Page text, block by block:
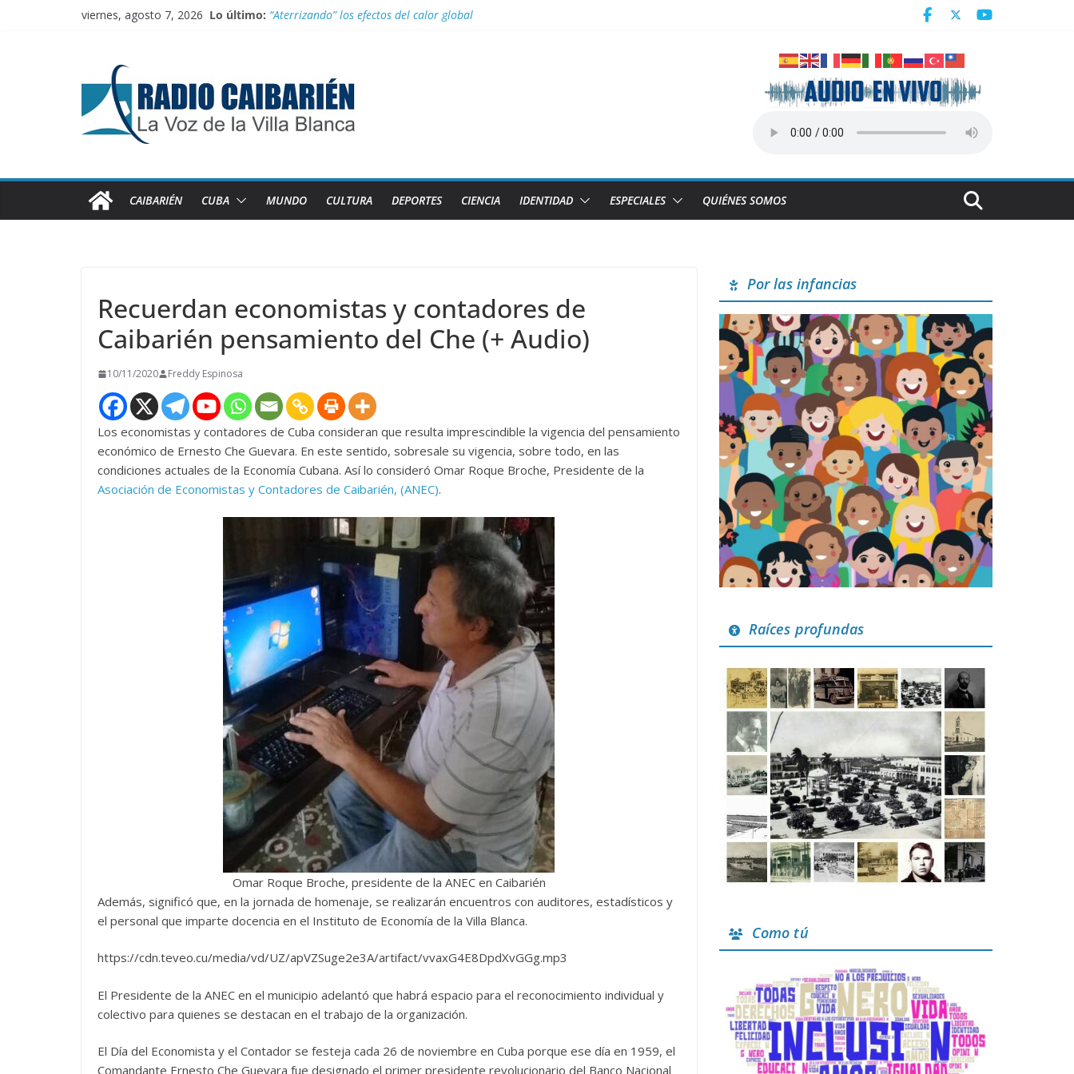
viernes, agosto 7, 2026 Lo último: “Aterrizando” los efectos del calor global
Información oficial con nombres de los 2 caibarienenses fallecidos y el lesionado en el derrumbe de la ESBEC 1, en Remedios
Irán entra entre los diez países con más sitios declarados Patrimonio Mundial por la UNESCO
CAIBARIÉN CUBA MUNDO CULTURA DEPORTES CIENCIA IDENTIDAD ESPECIALES QUIÉNES SOMOS
Recuerdan economistas y contadores de
Caibarién pensamiento del Che (+ Audio)
10/11/2020 Freddy Espinosa
Los economistas y contadores de Cuba consideran que resulta imprescindible la vigencia del pensamiento
económico de Ernesto Che Guevara. En este sentido, sobresale su vigencia, sobre todo, en las
condiciones actuales de la Economía Cubana. Así lo consideró Omar Roque Broche, Presidente de la
Asociación de Economistas y Contadores de Caibarién, (ANEC).
Omar Roque Broche, presidente de la ANEC en Caibarién
Además, significó que, en la jornada de homenaje, se realizarán encuentros con auditores, estadísticos y
el personal que imparte docencia en el Instituto de Economía de la Villa Blanca.
https://cdn.teveo.cu/media/vd/UZ/apVZSuge2e3A/artifact/vvaxG4E8DpdXvGGg.mp3
El Presidente de la ANEC en el municipio adelantó que habrá espacio para el reconocimiento individual y
colectivo para quienes se destacan en el trabajo de la organización.
El Día del Economista y el Contador se festeja cada 26 de noviembre en Cuba porque ese día en 1959, el
Comandante Ernesto Che Guevara fue designado el primer presidente revolucionario del Banco Nacional
Por las infancias
Raíces profundas
Como tú